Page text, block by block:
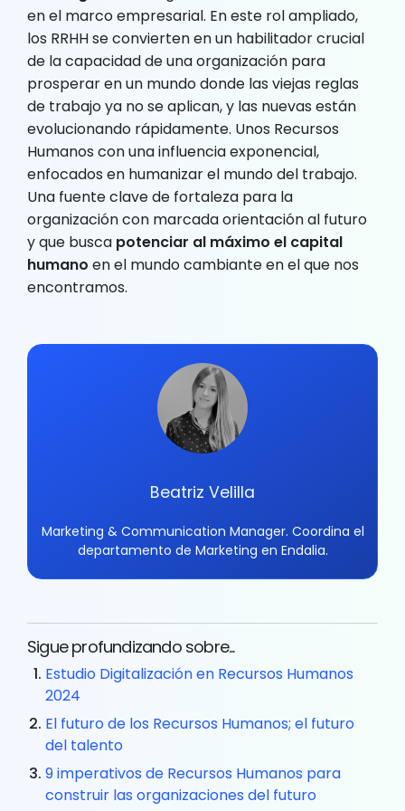
en el marco empresarial. En este rol ampliado,
los RRHH se convierten en un habilitador crucial
de la capacidad de una organización para
prosperar en un mundo donde las viejas reglas
de trabajo ya no se aplican, y las nuevas están
evolucionando rápidamente. Unos Recursos
Humanos con una influencia exponencial,
enfocados en humanizar el mundo del trabajo.
Una fuente clave de fortaleza para la
organización con marcada orientación al futuro
y que busca potenciar al máximo el capital
humano en el mundo cambiante en el que nos
encontramos.
Beatriz Velilla
Marketing & Communication Manager. Coordina el
departamento de Marketing en Endalia.
Sigue profundizando sobre...
Estudio Digitalización en Recursos Humanos
2024
El futuro de los Recursos Humanos; el futuro
del talento
9 imperativos de Recursos Humanos para
construir las organizaciones del futuro